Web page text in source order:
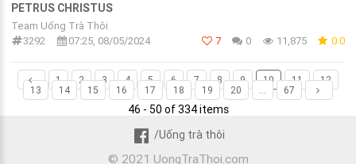
PETRUS CHRISTUS
Team Uống Trà Thôi
3292
07:25, 08/05/2024 7 0 11,875 0.0
1 2 3 4 5 6 7 8 9 10 11
12
13
14 15 16 17 18 19 20 ... 67
46 - 50 of 334 items
/Uống trà thôi
© 2021 UongTraThoi.com